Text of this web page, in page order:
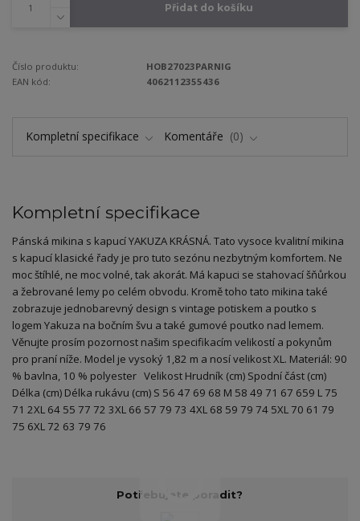
Přidat do košíku
Číslo produktu:
HOB27023PARNIG
EAN kód:
4062112355436
Kompletní specifikace Komentáře 0
Kompletní specifikace
Pánská mikina s kapucí YAKUZA KRÁSNÁ. Tato vysoce kvalitní mikina
s kapucí klasické řady je pro tuto sezónu nezbytným komfortem. Ne
moc štíhlé, ne moc volné, tak akorát. Má kapuci se stahovací šňůrkou
a žebrované lemy po celém obvodu. Kromě toho tato mikina také
zobrazuje jednobarevný design s vintage potiskem a poutko s
logem Yakuza na bočním švu a také gumové poutko nad lemem.
Věnujte prosím pozornost našim specifikacím velikostí a pokynům
pro praní níže. Model je vysoký 1,82 m a nosí velikost XL. Materiál: 90
% bavlna, 10 % polyester Velikost Hrudník (cm) Spodní část (cm)
Délka (cm) Délka rukávu (cm) S 56 47 69 68 M 58 49 71 67 659 L 75
71 2XL 64 55 77 72 3XL 66 57 79 73 4XL 68 59 79 74 5XL 70 61 79
75 6XL 72 63 79 76
Potřebujete poradit?